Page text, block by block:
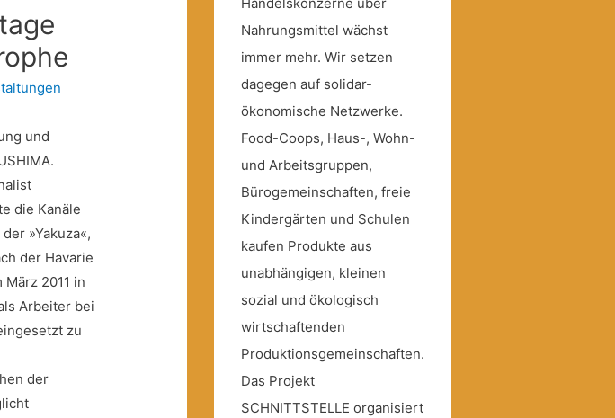
und
die Kanäle
»Yakuza«,
der Havarie
2011 in
Arbeiter bei
zu
der
Nahrungsmittel wächst
immer mehr. Wir setzen
dagegen auf solidar-
ökonomische Netzwerke.
Food-Coops, Haus-, Wohn-
und Arbeitsgruppen,
Bürogemeinschaften, freie
Kindergärten und Schulen
kaufen Produkte aus
unabhängigen, kleinen
sozial und ökologisch
wirtschaftenden
Produktionsgemeinschaften.
Das Projekt
SCHNITTSTELLE organisiert